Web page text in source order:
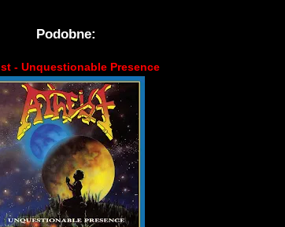
Podobne:
- Unquestionable Presence